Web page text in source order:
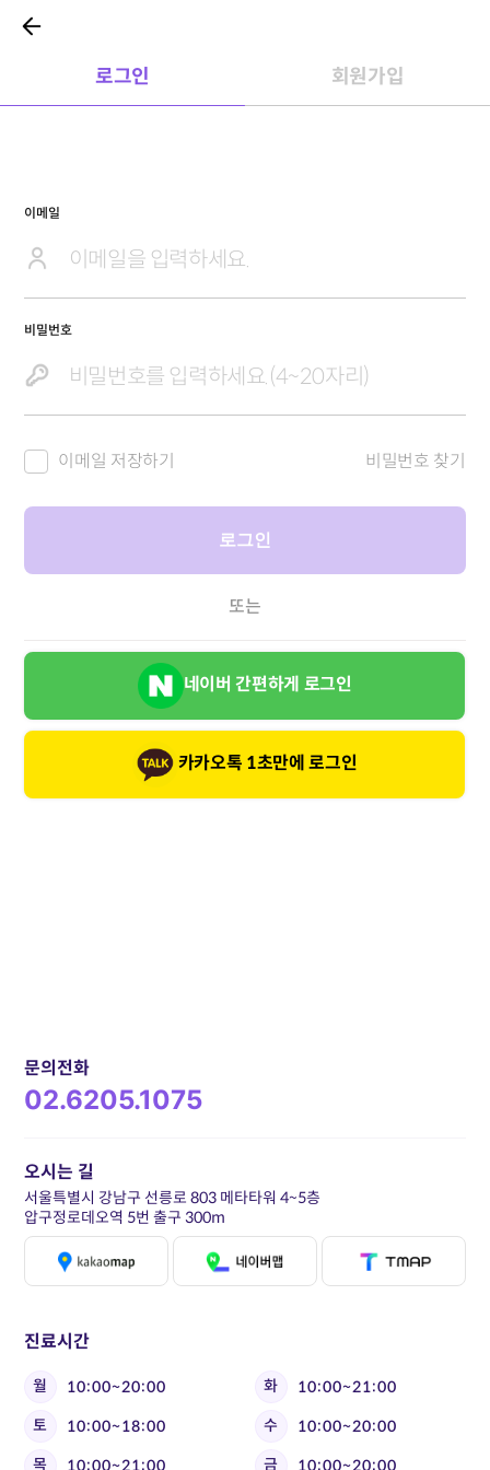
로그인 회원가입
이메일
비밀번호
이메일 저장하기 비밀번호 찾기
로그인
또는
네이버 간편하게 로그인
카카오톡 1초만에 로그인
문의전화
02.6205.1075
진료시간
월 10:00~20:00 화
10:00~21:00
토
10:00~18:00 수
10:00~20:00
목
10:00~21:00 금 10:00~20:00
오시는 길
서울특별시 강남구 선릉로 803 메타타워 4~5층
압구정로데오역 5번 출구 300m